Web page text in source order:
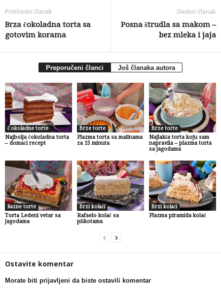
Prethodni članak
Brza čokoladna torta sa
gotovim korama
Sledeći članak
Posna štrudla sa makom –
bez mleka i jaja
Preporučeni članci Još članaka autora
Čokoladne torte
Najbolja čokoladna torta
– domaći recept
Brze torte
Plazma torta sa malinama
za 15 minuta
Brze torte
Najlakša torta koju sam
napravila – plazma torta
sa jagodama
Razne torte
Torta Ledeni vetar sa
jagodama
Brzi kolači
Rafaelo kolač sa
piškotama
Brzi kolači
Plazma piramida kolač
Ostavite komentar
Morate biti prijavljeni da biste ostavili komentar